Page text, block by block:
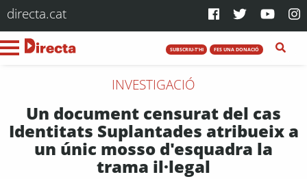
directa.cat
SUBSCRIU-T'HI FES UNA DONACIÓ
INVESTIGACIÓ
Un document censurat del cas
Identitats Suplantades atribueix a
un únic mosso d'esquadra la
trama il·legal